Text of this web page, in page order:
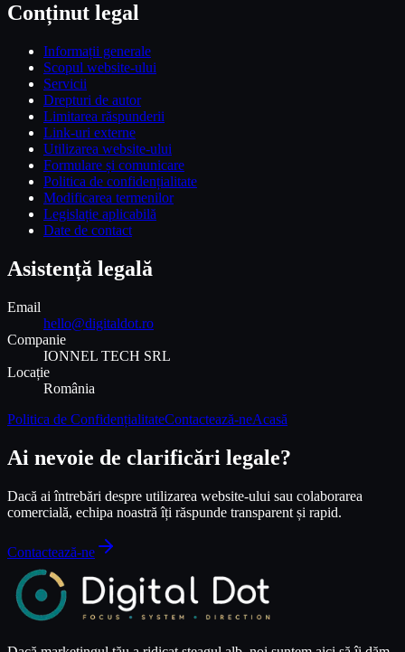
Conținut legal
Informații generale
Scopul website-ului
Servicii
Drepturi de autor
Limitarea răspunderii
Link-uri externe
Utilizarea website-ului
Formulare și comunicare
Politica de confidențialitate
Modificarea termenilor
Legislație aplicabilă
Date de contact
Asistență legală
Email
hello@digitaldot.ro
Companie
IONNEL TECH SRL
Locație
România
Politica de ConfidențialitateContactează-neAcasă
Ai nevoie de clarificări legale?
Dacă ai întrebări despre utilizarea website-ului sau colaborarea
comercială, echipa noastră îți răspunde transparent și rapid.
Contactează-ne